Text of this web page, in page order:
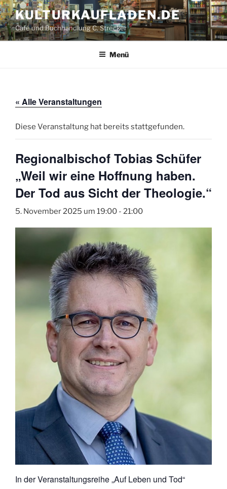
Zum
Inhalt
springen
KULTUR­KAUFLADEN.DE
Café und Buchhandlung C. Strecker
Menü
« Alle Veranstaltungen
Diese Veranstaltung hat bereits stattgefunden.
Regionalbischof Tobias Schüfer
„Weil wir eine Hoffnung haben.
Der Tod aus Sicht der Theologie.“
5. November 2025 um 19:00 - 21:00
In der Veranstaltungsreihe „Auf Leben und Tod“